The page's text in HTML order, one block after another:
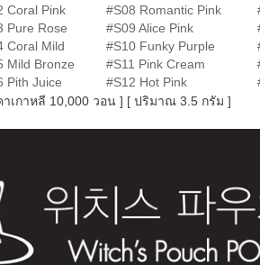
Coral Pink
Pure Rose
Coral Mild
Mild Bronze
Pith Juice
#S08 Romantic Pink
#S09 Alice Pink
#S10 Funky Purple
#S11 Pink Cream
#S12 Hot Pink
าเกาหลี 10,000 วอน ] [ ปริมาณ 3.5 กรัม ]